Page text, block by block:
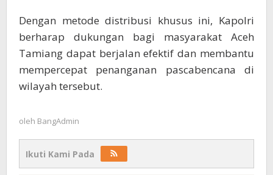
Dengan metode distribusi khusus ini, Kapolri
berharap dukungan bagi masyarakat Aceh
Tamiang dapat berjalan efektif dan membantu
mempercepat penanganan pascabencana di
wilayah tersebut.
oleh BangAdmin
Ikuti Kami Pada